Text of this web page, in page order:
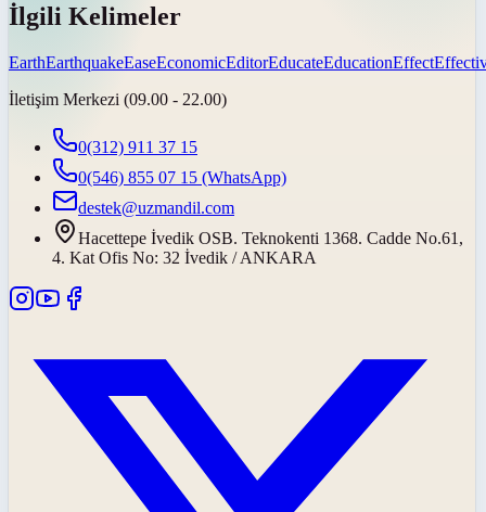
İlgili Kelimeler
EarthEarthquakeEaseEconomicEditorEducateEducationEffect
İletişim Merkezi (09.00 - 22.00)
0(312) 911 37 15
0(546) 855 07 15 (WhatsApp)
destek@uzmandil.com
Hacettepe İvedik OSB. Teknokenti 1368. Cadde No.61,
4. Kat Ofis No: 32 İvedik / ANKARA